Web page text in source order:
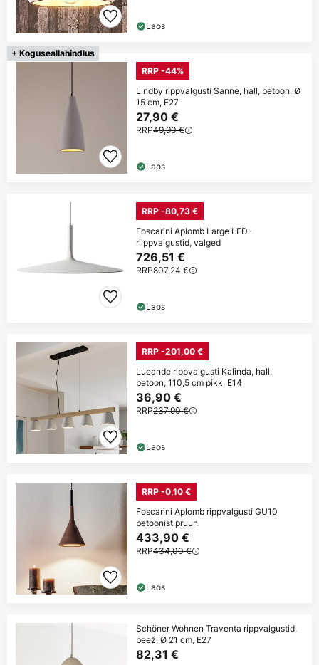
Laos
+ Koguseallahindlus
RRP -44%
Lindby rippvalgusti Sanne, hall, betoon, Ø
15 cm, E27
27,90 €
RRP49,90 €
Laos
RRP -80,73 €
Foscarini Aplomb Large LED-
riippvalgustid, valged
726,51 €
RRP807,24 €
Laos
RRP -201,00 €
Lucande rippvalgusti Kalinda, hall,
betoon, 110,5 cm pikk, E14
36,90 €
RRP237,90 €
Laos
RRP -0,10 €
Foscarini Aplomb rippvalgusti GU10
betoonist pruun
433,90 €
RRP434,00 €
Laos
Schöner Wohnen Traventa rippvalgustid,
beež, Ø 21 cm, E27
82,31 €